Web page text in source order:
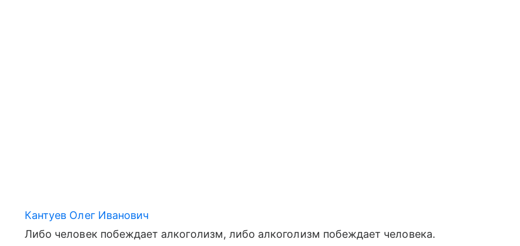
Кантуев Олег Иванович
Либо человек побеждает алкоголизм, либо алкоголизм побеждает человека.